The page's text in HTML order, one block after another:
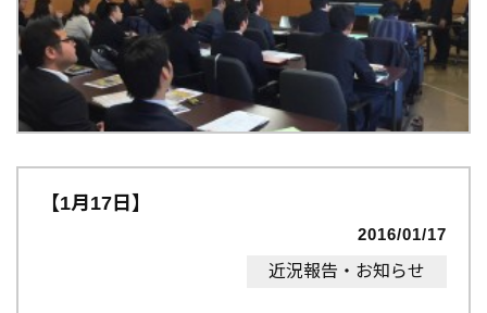
【1月17日】
2016/01/17
近況報告・お知らせ